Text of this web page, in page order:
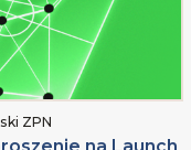
ZPN